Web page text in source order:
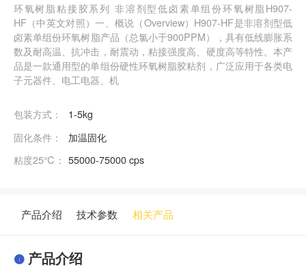
环氧树脂粘接胶系列 非溶剂型低卤素单组份环氧树脂H907-
HF（中英文对照）一、概说（Overview）H907-HF是非溶剂型低
卤素单组份环氧树脂产品（总氯小于900PPM），具有低线膨胀系
数及耐高温、抗冲击，耐震动，粘接强度高、硬度高等特性。本产
品是一款通用型的单组份硬性环氧树脂胶粘剂，广泛应用于各类电
子元器件、电工电器、机
包装方式：
1-5kg
固化条件：
加温固化
粘度25℃： 55000-75000 cps
产品介绍 技术参数 相关产品
产品介绍